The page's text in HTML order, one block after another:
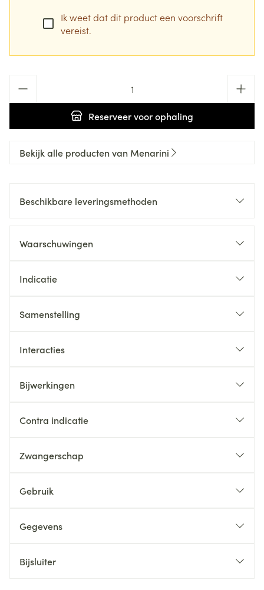
Ik weet dat dit product een voorschrift
vereist.
Reserveervoor ophaling
Bekijk alle producten van Menarini
Beschikbare leveringsmethoden
Waarschuwingen
Indicatie
Samenstelling
Interacties
Bijwerkingen
Contra indicatie
Zwangerschap
Gebruik
Gegevens
Bijsluiter